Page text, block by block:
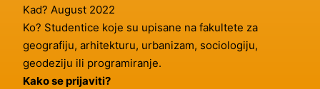
Kad? August 2022
Ko? Studentice koje su upisane na fakultete za
geografiju, arhitekturu, urbanizam, sociologiju,
geodeziju ili programiranje.
Kako se prijaviti?